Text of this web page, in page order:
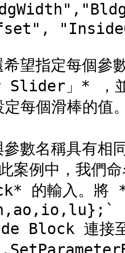
望指定每個參
」* ，並
定每個滑棒的值
數名稱具有相
案例中，我們
的輸入。將 *
Block 連接